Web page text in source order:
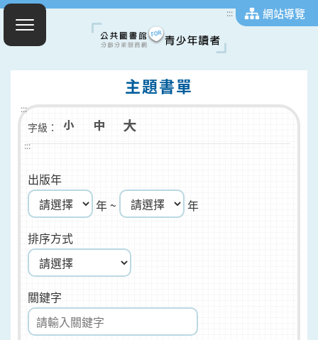
::: 網站導覽
主題書單
:::
字級：
:::
出版年
年 ~
年
排序方式
關鍵字